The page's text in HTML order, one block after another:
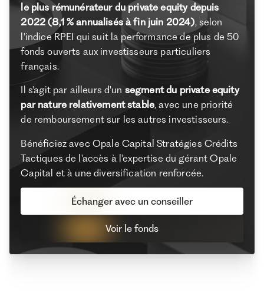
le plus rémunérateur du private equity depuis
2022 (8,1 % annualisés à fin juin 2024), selon
l'indice RPEI qui suit la performance de plus de 50
fonds ouverts aux investisseurs particuliers
français.
Il s'agit par ailleurs d'un segment du private equity
par nature relativement stable, avec une priorité
de remboursement sur les autres investisseurs.
Bénéficiez avec Opale Capital Stratégies Crédits
Tactiques de l'accès à l'expertise du gérant Opale
Capital et à une diversification renforcée.
Voir le fonds
Échanger avec un conseiller